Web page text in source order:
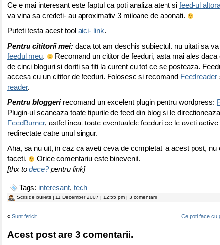
Ce e mai interesant este faptul ca poti analiza atent si feed-ul altora
va vina sa credeti- au aproximativ 3 miloane de abonati.
Puteti testa acest tool aici- link.
Pentru cititorii mei: daca tot am deschis subiectul, nu uitati sa
feedul meu.
Recomand un cititor de feeduri, asta mai ales daca
de cinci bloguri si doriti sa fiti la curent cu tot ce se posteaza.
accesa cu un cititor de feeduri. Folosesc si recomand Feedreader
reader.
Pentru bloggeri recomand un excelent plugin pentru wordpress:
Plugin-ul scaneaza toate tipurile de feed din blog si le
FeedBurner, astfel incat toate eventualele feeduri ce le aveti active
redirectate catre unul singur.
Aha, sa nu uit, in caz ca aveti ceva de completat la acest post, nu
faceti.
Orice comentariu este binevenit.
[thx to dece?pentru link]
Tags: interesant, tech
Scris de bullets | 11 December 2007 | 12:55 pm | 3 comentarii
« Sunt fericit.. Ce poti face cu
Acest post are 3 comentarii.